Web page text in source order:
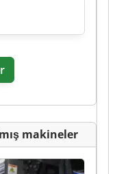
makineler